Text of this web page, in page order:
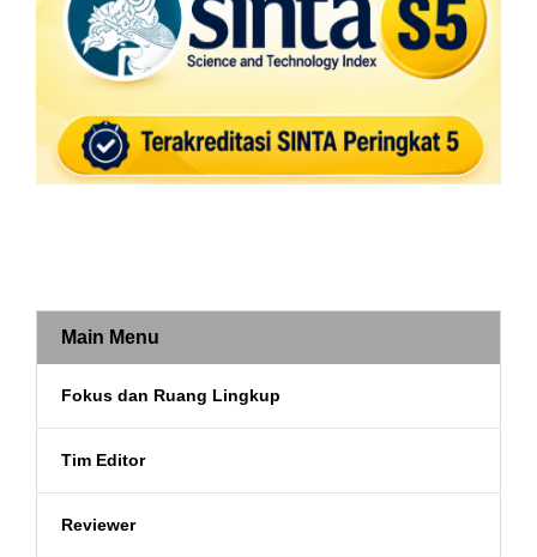
Main Menu
Fokus dan Ruang Lingkup
Tim Editor
Reviewer